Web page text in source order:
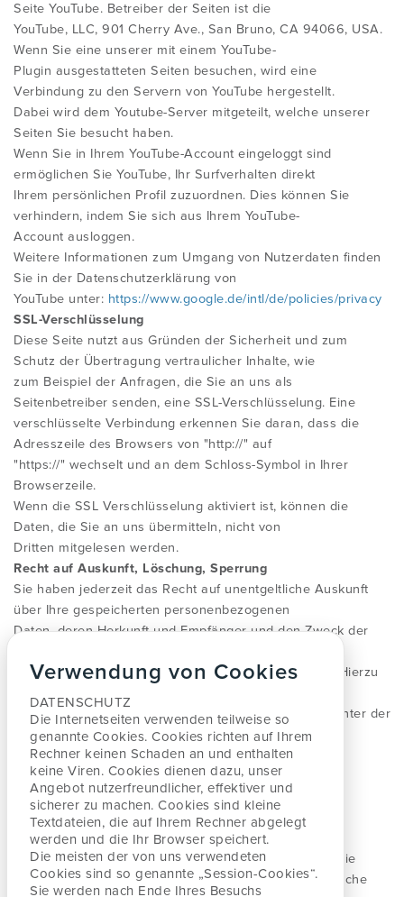
Seite YouTube. Betreiber der Seiten ist die
YouTube, LLC, 901 Cherry Ave., San Bruno, CA 94066, USA.
Wenn Sie eine unserer mit einem YouTube-
Plugin ausgestatteten Seiten besuchen, wird eine
Verbindung zu den Servern von YouTube hergestellt.
Dabei wird dem Youtube-Server mitgeteilt, welche unserer
Seiten Sie besucht haben.
Wenn Sie in Ihrem YouTube-Account eingeloggt sind
ermöglichen Sie YouTube, Ihr Surfverhalten direkt
Ihrem persönlichen Profil zuzuordnen. Dies können Sie
verhindern, indem Sie sich aus Ihrem YouTube-
Account ausloggen.
Weitere Informationen zum Umgang von Nutzerdaten finden
Sie in der Datenschutzerklärung von
YouTube unter: https://www.google.de/intl/de/policies/privacy
SSL-Verschlüsselung
Diese Seite nutzt aus Gründen der Sicherheit und zum
Schutz der Übertragung vertraulicher Inhalte, wie
zum Beispiel der Anfragen, die Sie an uns als
Seitenbetreiber senden, eine SSL-Verschlüsselung. Eine
verschlüsselte Verbindung erkennen Sie daran, dass die
Adresszeile des Browsers von "http://" auf
"https://" wechselt und an dem Schloss-Symbol in Ihrer
Browserzeile.
Wenn die SSL Verschlüsselung aktiviert ist, können die
Daten, die Sie an uns übermitteln, nicht von
Dritten mitgelesen werden.
Recht auf Auskunft, Löschung, Sperrung
Sie haben jederzeit das Recht auf unentgeltliche Auskunft
über Ihre gespeicherten personenbezogenen
Daten, deren Herkunft und Empfänger und den Zweck der
Berichtigung, Sperrung oder Löschung dieser Daten. Hierzu
personenbezogene Daten können Sie sich jederzeit unter der
im Impressum angegebenen Adresse an
uns wenden.
Widerspruch Werbe-Mails
Der Nutzung von im Rahmen der Impressumspflicht
veröffentlichten Kontaktdaten zur Übersendung von
nicht ausdrücklich angeforderter Werbung und
Informationsmaterialien wird hiermit widersprochen. Die
Betreiber der Seiten behalten sich ausdrücklich rechtliche
Verwendung von Cookies
DATENSCHUTZ
Die Internetseiten verwenden teilweise so
genannte Cookies. Cookies richten auf Ihrem
Rechner keinen Schaden an und enthalten
keine Viren. Cookies dienen dazu, unser
Angebot nutzerfreundlicher, effektiver und
sicherer zu machen. Cookies sind kleine
Textdateien, die auf Ihrem Rechner abgelegt
werden und die Ihr Browser speichert.
Die meisten der von uns verwendeten
Cookies sind so genannte „Session-Cookies“.
Sie werden nach Ende Ihres Besuchs